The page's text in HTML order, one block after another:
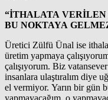
“İTHALATA VERİLEN
BU NOKTAYA
Üretici Zülfü Ünal ise
üretim yapmaya
çalışıyorum. Biz
insanlara ulaştıralım diye
el vermiyor. Yarın bir gün
yapmayacağım, o